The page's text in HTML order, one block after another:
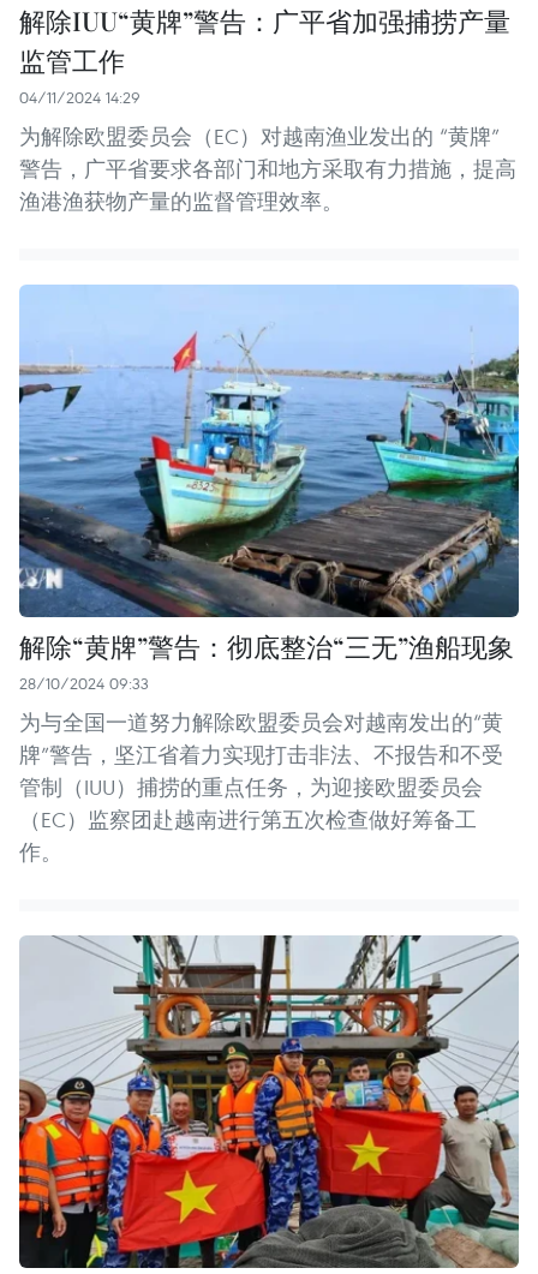
解除IUU“黄牌”警告：广平省加强捕捞产量
监管工作
04/11/2024 14:29
为解除欧盟委员会（EC）对越南渔业发出的 “黄牌”
警告，广平省要求各部门和地方采取有力措施，提高
渔港渔获物产量的监督管理效率。
解除“黄牌”警告：彻底整治“三无”渔船现象
28/10/2024 09:33
为与全国一道努力解除欧盟委员会对越南发出的“黄
牌”警告，坚江省着力实现打击非法、不报告和不受
管制（IUU）捕捞的重点任务，为迎接欧盟委员会
（EC）监察团赴越南进行第五次检查做好筹备工
作。